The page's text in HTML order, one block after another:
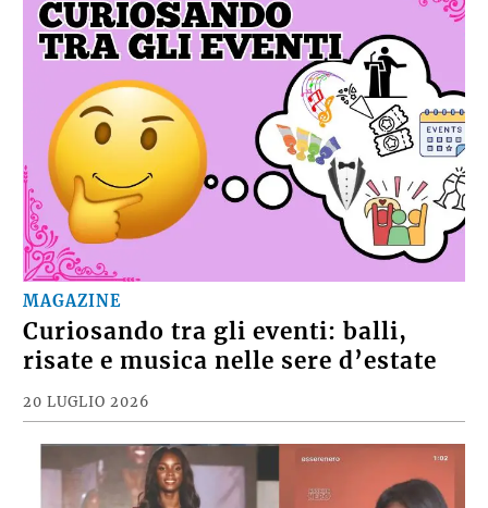
MAGAZINE
Curiosando tra gli eventi: balli,
risate e musica nelle sere d’estate
20 LUGLIO 2026